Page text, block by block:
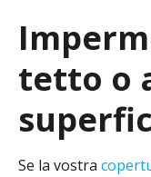
tetto o
Se la vostra